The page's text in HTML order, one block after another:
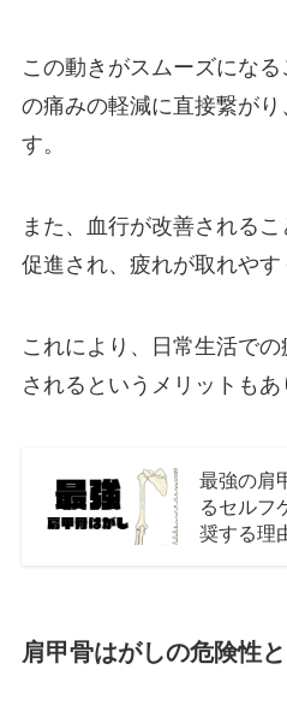
この動きがスムーズにな
の痛みの軽減に直接繋がり
す。
また、血行が改善される
促進され、疲れが取れやす
これにより、日常生活で
されるというメリットもあ
最強の肩
るセルフ
奨する理
肩甲骨はがしの危険性